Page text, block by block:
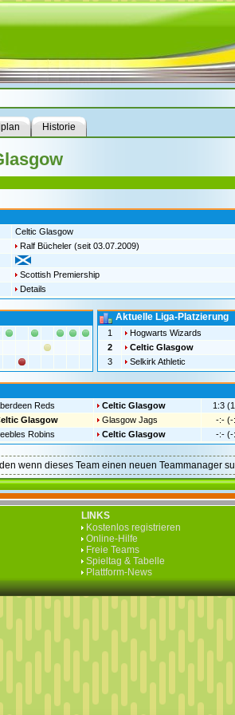
Historie
Celtic Glasgow
Ralf Bücheler(seit 03.07.2009)
Scottish Premiership
Details
Aktuelle Liga-Platzierung
1 Hogwarts Wizards
2
Celtic Glasgow
3
Selkirk Athletic
Reds Celtic Glasgow 1:3
Glasgow Glasgow Jags -:- (-
Robins Celtic Glasgow -:- (-
wenn dieses Team einen neuen Teammanager
LINKS
Kostenlos registrieren
Online-Hilfe
Freie Teams
Spieltag & Tabelle
Plattform-News